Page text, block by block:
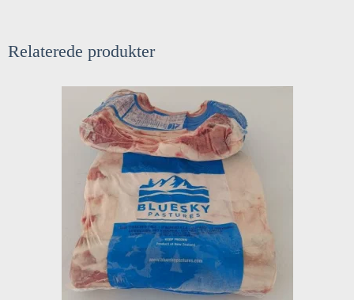
Relaterede produkter